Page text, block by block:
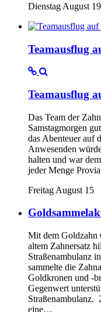
Dienstag August 19
Teamausflug
Teamausflug
Das Team der
Samstagmorgen
das Abenteuer auf
Anwesenden
halten und war
jeder Menge
Freitag August 15
Mit dem
altem Zahnersatz
Straßenambulanz
sammelte die
Goldkronen und -
Gegenwert
Straßenambulanz.
eine…